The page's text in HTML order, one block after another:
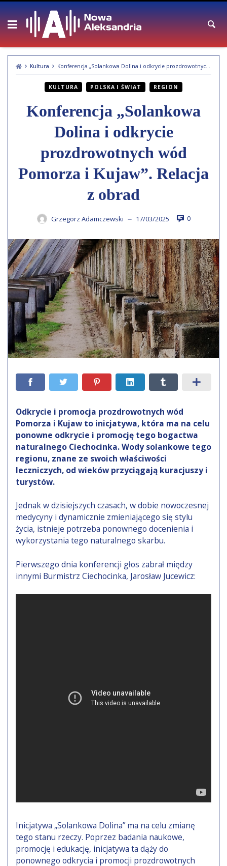
Skip
content
Kultura Konferencja „Solankowa Dolina i odkrycie prozdrowotnych wód Pomorza i Kujaw”. Relacja z obrad
KULTURA POLSKA I ŚWIAT REGION
Konferencja „Solankowa
Dolina i odkrycie
prozdrowotnych wód
Pomorza i Kujaw”. Relacja
z obrad
Grzegorz Adamczewski — 17/03/2025 0
Odkrycie i promocja prozdrowotnych wód
Pomorza i Kujaw to inicjatywa, która ma na celu
ponowne odkrycie i promocję tego bogactwa
naturalnego Ciechocinka. Wody solankowe tego
regionu, znane ze swoich właściwości
leczniczych, od wieków przyciągają kuracjuszy i
turystów.
Jednak w dzisiejszych czasach, w dobie nowoczesnej
medycyny i dynamicznie zmieniającego się stylu
życia, istnieje potrzeba ponownego docenienia i
wykorzystania tego naturalnego skarbu.
Pierwszego dnia konferencji głos zabrał między
innymi Burmistrz Ciechocinka, Jarosław Jucewicz:
Inicjatywa „Solankowa Dolina” ma na celu zmianę
tego stanu rzeczy. Poprzez badania naukowe,
promocję i edukację, inicjatywa ta dąży do
ponownego odkrycia i promocji prozdrowotnych